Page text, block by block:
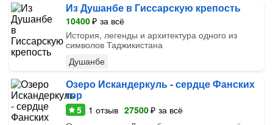
Из Душанбе в Гиссарскую крепость
10400₽ за всё
История, легенды и архитектура одного из
символов Таджикистана
Душанбе
Озеро Искандеркуль - сердце Фанских
гор
5 1 отзыв 27500₽ за всё